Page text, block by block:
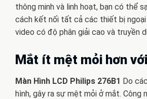
thông minh và linh hoạt, bạn có thể
cách kết nối tất cả các thiết bị ngoại
video có độ phân giải cao và truyền
Mắt ít mệt mỏi hơn
Màn Hình LCD Philips 276B1 Do
hình, gây ra sự mệt mỏi ở mắt. Công